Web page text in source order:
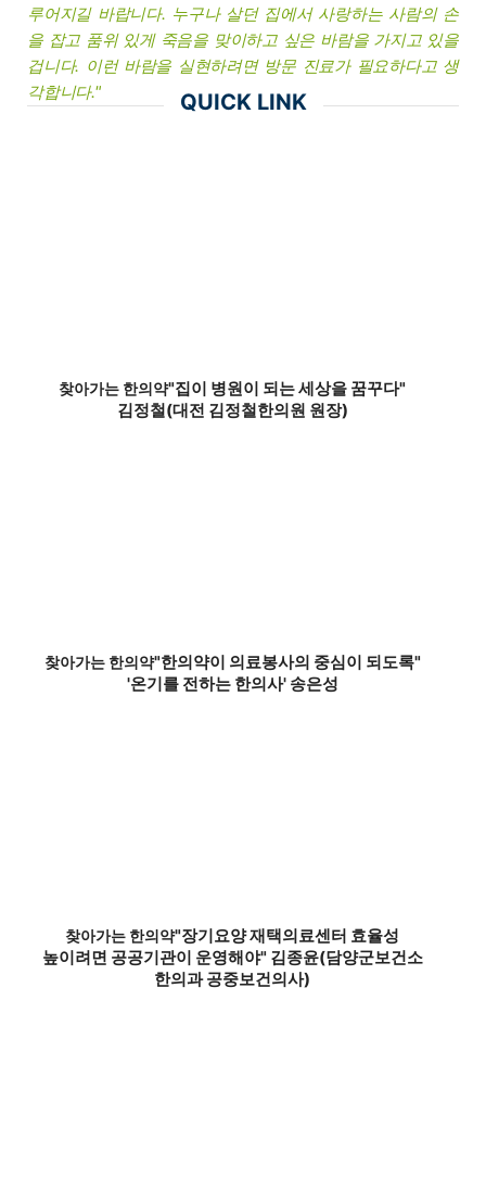
루어지길 바랍니다. 누구나 살던 집에서 사랑하는 사람의 손
을 잡고 품위 있게 죽음을 맞이하고 싶은 바람을 가지고 있을
겁니다. 이런 바람을 실현하려면 방문 진료가 필요하다고 생
각합니다." QUICK LINK
찾아가는 한의약"집이 병원이 되는 세상을 꿈꾸다"
김정철(대전 김정철한의원 원장)
찾아가는 한의약"한의약이 의료봉사의 중심이 되도록"
'온기를 전하는 한의사' 송은성
찾아가는 한의약"장기요양 재택의료센터 효율성
높이려면 공공기관이 운영해야" 김종윤(담양군보건소
한의과 공중보건의사)